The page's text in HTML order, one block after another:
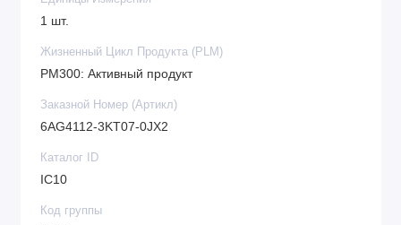
1 шт.
Жизненный Цикл Продукта (PLM)
PM300: Активный продукт
Заказной Номер (Артикл)
6AG4112-3KT07-0JX2
Каталог ID
IC10
Код группы